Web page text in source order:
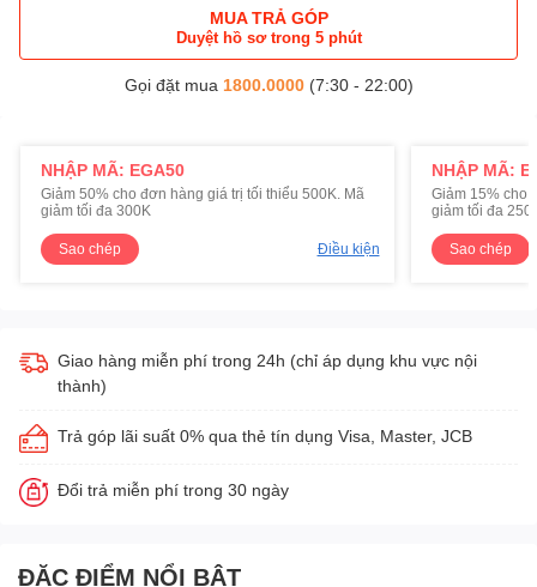
MUA TRẢ GÓP
Duyệt hồ sơ trong 5 phút
Gọi đặt mua 1800.0000(7:30 - 22:00)
NHẬP MÃ: EGA50
Giảm 50% cho đơn hàng giá trị tối thiểu 500K. Mã
giảm tối đa 300K
Sao chép Điều kiện
NHẬP MÃ:
Giảm 15% cho
giảm tối đa
Sao chép
Giao hàng miễn phí trong 24h (chỉ áp dụng khu vực nội
thành)
Trả góp lãi suất 0% qua thẻ tín dụng Visa, Master, JCB
Đổi trả miễn phí trong 30 ngày
ĐẶC ĐIỂM NỔI BẬT